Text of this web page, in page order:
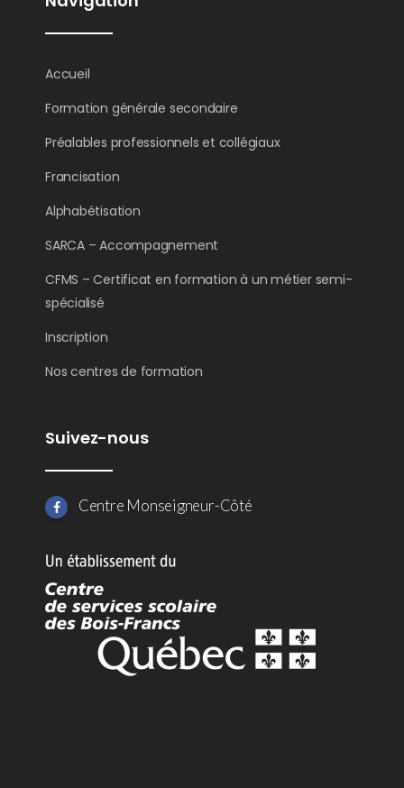
Accueil
Formation générale secondaire
Préalables professionnels et collégiaux
Francisation
Alphabétisation
SARCA – Accompagnement
CFMS – Certificat en formation à un métier semi-
spécialisé
Inscription
Nos centres de formation
Suivez-nous
Centre Monseigneur-Côté